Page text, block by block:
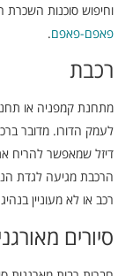
וחיפוש סוכנות השכרת
פאפם-פאפם.
רכבת
מתחנת קמפניה או
לעמק הדורו. מדובר
דיזל שמאפשר להריח
הרכבת מגיעה לגדת
רכב או לא מעוניין
סיורים